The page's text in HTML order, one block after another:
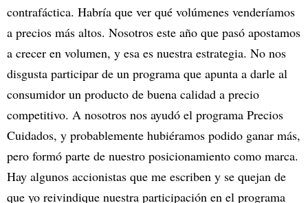
contrafáctica. Habría que ver qué volúmenes venderíamos
a precios más altos. Nosotros este año que pasó apostamos
a crecer en volumen, y esa es nuestra estrategia. No nos
disgusta participar de un programa que apunta a darle al
consumidor un producto de buena calidad a precio
competitivo. A nosotros nos ayudó el programa Precios
Cuidados, y probablemente hubiéramos podido ganar más,
pero formó parte de nuestro posicionamiento como marca.
Hay algunos accionistas que me escriben y se quejan de
que yo reivindique nuestra participación en el programa